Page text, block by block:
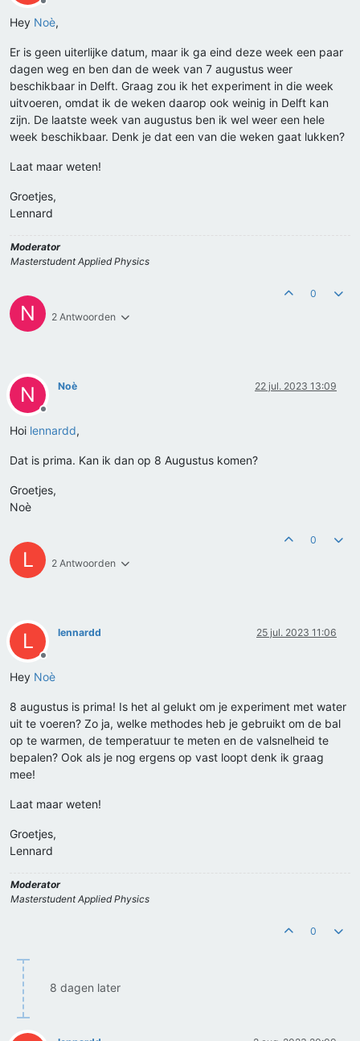
Offline
Hey Noè,
Er is geen uiterlijke datum, maar ik ga eind deze week een paar
dagen weg en ben dan de week van 7 augustus weer
beschikbaar in Delft. Graag zou ik het experiment in die week
uitvoeren, omdat ik de weken daarop ook weinig in Delft kan
zijn. De laatste week van augustus ben ik wel weer een hele
week beschikbaar. Denk je dat een van die weken gaat lukken?
Laat maar weten!
Groetjes,
Lennard
Moderator
Masterstudent Applied Physics
N 2 Antwoorden
0
N
Offline
Noè 22 jul. 2023 13:09
Hoi lennardd,
Dat is prima. Kan ik dan op 8 Augustus komen?
Groetjes,
Noè
L 2 Antwoorden
0
L
Offline
lennardd 25 jul. 2023 11:06
Hey Noè
8 augustus is prima! Is het al gelukt om je experiment met water
uit te voeren? Zo ja, welke methodes heb je gebruikt om de bal
op te warmen, de temperatuur te meten en de valsnelheid te
bepalen? Ook als je nog ergens op vast loopt denk ik graag
mee!
Laat maar weten!
Groetjes,
Lennard
Moderator
Masterstudent Applied Physics
0
8 dagen later